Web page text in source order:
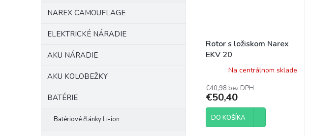
NAREX CAMOUFLAGE
ELEKTRICKÉ NÁRADIE
AKU NÁRADIE
AKU KOLOBEŽKY
BATÉRIE
Batériové články Li-ion
Rotor s ložiskom Narex
EKV 20
Na centrálnom sklade
€40,98 bez DPH
€50,40
DO KOŠÍKA